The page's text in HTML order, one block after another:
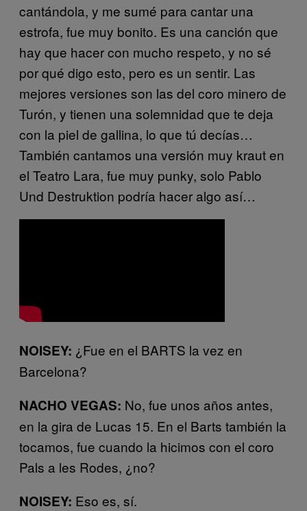
cantándola, y me sumé para cantar una
estrofa, fue muy bonito. Es una canción que
hay que hacer con mucho respeto, y no sé
por qué digo esto, pero es un sentir. Las
mejores versiones son las del coro minero de
Turón, y tienen una solemnidad que te deja
con la piel de gallina, lo que tú decías…
También cantamos una versión muy kraut en
el Teatro Lara, fue muy punky, solo Pablo
Und Destruktion podría hacer algo así…
NOISEY: ¿Fue en el BARTS la vez en
Barcelona?
NACHO VEGAS: No, fue unos años antes,
en la gira de Lucas 15. En el Barts también la
tocamos, fue cuando la hicimos con el coro
Pals a les Rodes, ¿no?
NOISEY: Eso es, sí.